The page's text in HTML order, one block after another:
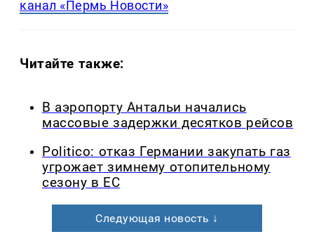
канал «Пермь Новости»
Читайте также:
В аэропорту Антальи начались
массовые задержки десятков рейсов
Politico: отказ Германии закупать газ
угрожает зимнему отопительному
сезону в ЕС
Следующая новость ↓